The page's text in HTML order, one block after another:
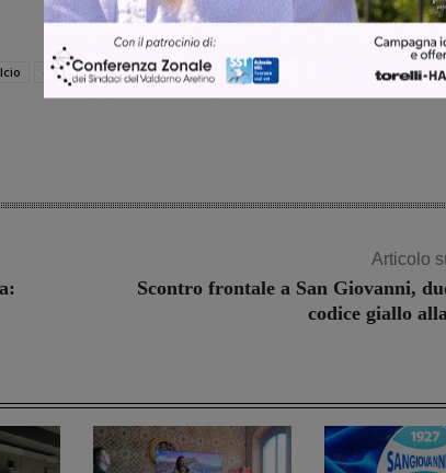
Articolo
Scontro frontale a San Giovanni,
codice giallo